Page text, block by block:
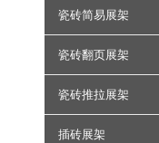
瓷砖简易展架
瓷砖翻页展架
瓷砖推拉展架
插砖展架